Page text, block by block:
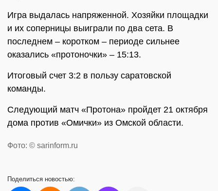
Игра выдалась напряженной. Хозяйки площадки
и их соперницы выиграли по два сета. В
последнем – коротком – периоде сильнее
оказались «протоночки» – 15:13.
Итоговый счет 3:2 в пользу саратовской
команды.
Следующий матч «Протона» пройдет 21 октября
дома против «Омички» из Омской области.
Фото: © sarinform.ru
Поделиться новостью: